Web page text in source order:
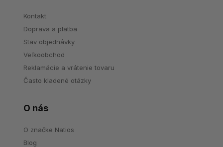
Kontakt
Doprava a platba
Stav objednávky
Veľkoobchod
Reklamácie a vrátenie tovaru
Často kladené otázky
O nás
O značke Natios
Blog